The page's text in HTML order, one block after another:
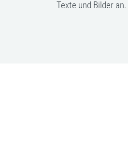
Texte und Bilder an.